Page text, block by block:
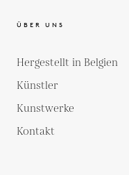
ÜBER UNS
Hergestellt in Belgien
Künstler
Kunstwerke
Kontakt